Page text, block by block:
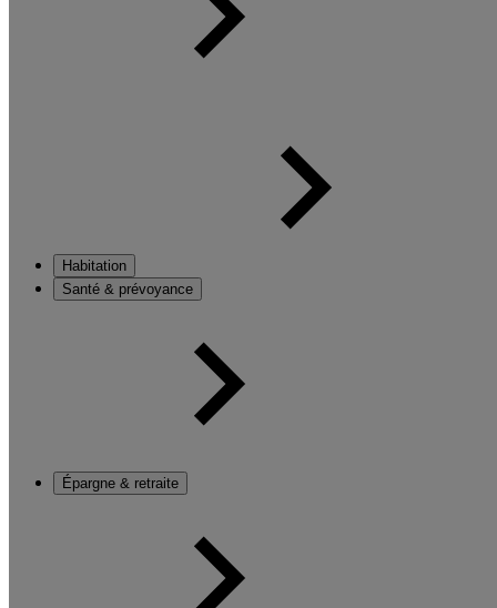
Habitation
Santé & prévoyance
Épargne & retraite